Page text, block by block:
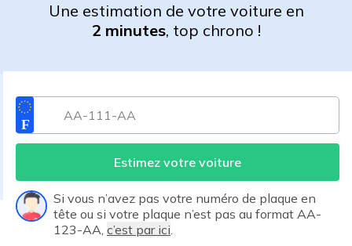
Une estimation de votre voiture en
2 minutes, top chrono !
Estimez votre voiture
Si vous n’avez pas votre numéro de plaque en
tête ou si votre plaque n’est pas au format AA-
123-AA, c’est par ici